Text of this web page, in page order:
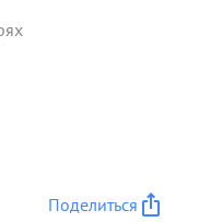
Поделиться